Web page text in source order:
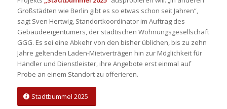
Großstädten wie Berlin gibt es so etwas schon seit Jahren“,
sagt Sven Hertwig, Standortkoordinator im Auftrag des
Gebäudeeigentümers, der städtischen Wohnungsgesellschaft
GGG. Es sei eine Abkehr von den bisher üblichen, bis zu zehn
Jahre geltenden Laden-Mietverträgen hin zur Möglichkeit für
Händler und Dienstleister, ihre Angebote erst einmal auf
Probe an einem Standort zu offerieren.
Stadtbummel 2025